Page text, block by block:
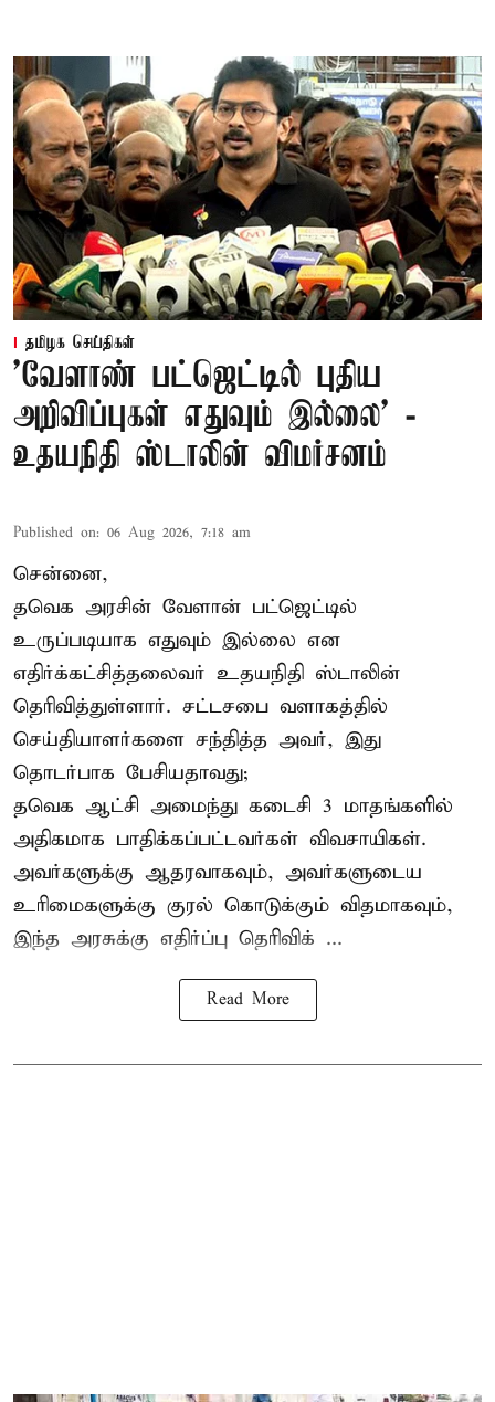
தமிழக செய்திகள்
'வேளாண் பட்ஜெட்டில் புதிய
அறிவிப்புகள் எதுவும் இல்லை' -
உதயநிதி ஸ்டாலின் விமர்சனம்
Published on: 06 Aug 2026, 7:18 am
சென்னை,
தவெக அரசின் வேளான் பட்ஜெட்டில்
உருப்படியாக எதுவும் இல்லை என
எதிர்க்கட்சித்தலைவர் உதயநிதி ஸ்டாலின்
தெரிவித்துள்ளார். சட்டசபை வளாகத்தில்
செய்தியாளர்களை சந்தித்த அவர், இது
தொடர்பாக பேசியதாவது;
தவெக ஆட்சி அமைந்து கடைசி 3 மாதங்களில்
அதிகமாக பாதிக்கப்பட்டவர்கள் விவசாயிகள்.
அவர்களுக்கு ஆதரவாகவும், அவர்களுடைய
உரிமைகளுக்கு குரல் கொடுக்கும் விதமாகவும்,
இந்த அரசுக்கு எதிர்ப்பு தெரிவிக் ...
Read More